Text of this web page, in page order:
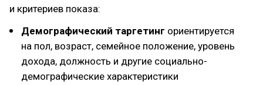
и критериев показа:
Демографический таргетинг ориентируется
на пол, возраст, семейное положение, уровень
дохода, должность и другие социально-
демографические характеристики